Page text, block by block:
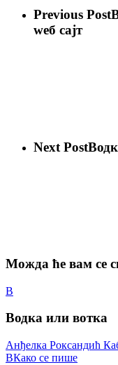
Previous Post
wеб сајт
Next Post
Можда ће вам се
В
вотка
Водка или вотка
Анђелка Роксандић
ВКако се пишеВацап,